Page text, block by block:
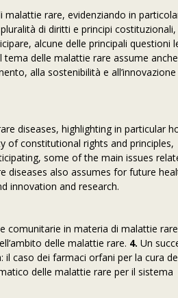
rare, evidenziando in
di diritti e principi costituzionali,
alcune delle principali questioni
delle malattie rare assume
alla sostenibilità e all’innovazione
diseases, highlighting in particular
of constitutional rights and principles,
some of the main issues
diseases also assumes for future
innovation and research.
comunitarie in materia di malattie
delle malattie rare. 4. Un
il caso dei farmaci orfani per la cura
delle malattie rare per il sistema